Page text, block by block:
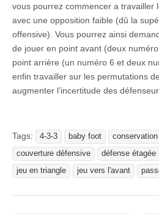
vous pourrez commencer a travailler
avec une opposition faible (dû la
offensive). Vous pourrez ainsi
de jouer en point avant (deux
point arrière (un numéro 6 et deux
enfin travailler sur les permutations
augmenter l’incertitude des
Tags: 4-3-3 baby foot
couverture défensive
défense étagée
jeu en triangle
jeu vers l'avant